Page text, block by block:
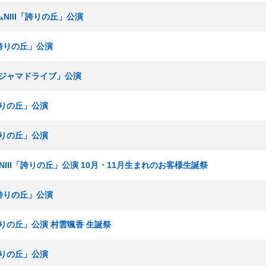
「誇りの丘」公演
りの丘」公演
ャマドライブ」公演
の丘」公演
の丘」公演
「誇りの丘」公演 10月・11月生まれのお客様生誕祭
りの丘」公演
の丘」公演 村雲颯香 生誕祭
の丘」公演